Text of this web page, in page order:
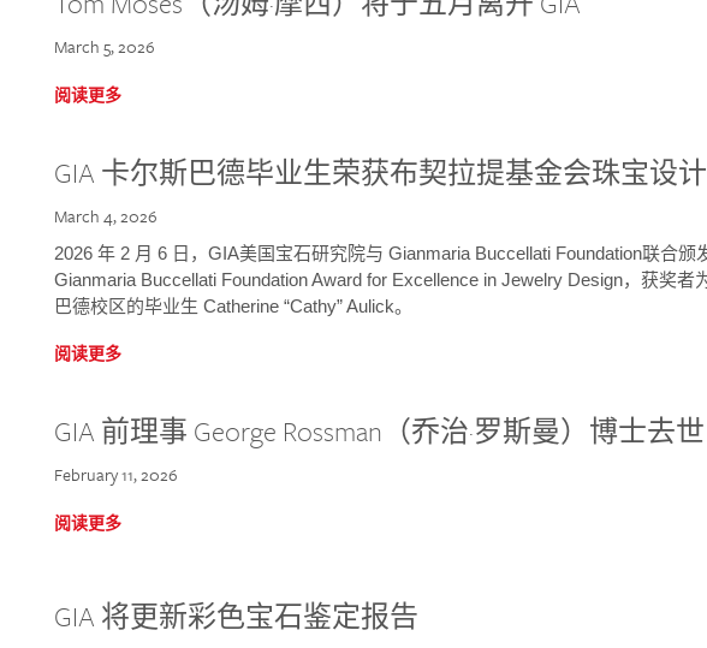
March 5, 2026
阅读更多
GIA 卡尔斯巴德毕业生荣获布契拉提基金会珠宝设
March 4, 2026
2026 年 2 月 6 日，GIA美国宝石研究院与 Gianmaria Buccellati Foundation联合颁
Gianmaria Buccellati Foundation Award for Excellence in Jewelry Design，获奖者
巴德校区的毕业生 Catherine “Cathy” Aulick。
阅读更多
GIA 前理事 George Rossman（乔治·罗斯曼）博士去世
February 11, 2026
阅读更多
GIA 将更新彩色宝石鉴定报告